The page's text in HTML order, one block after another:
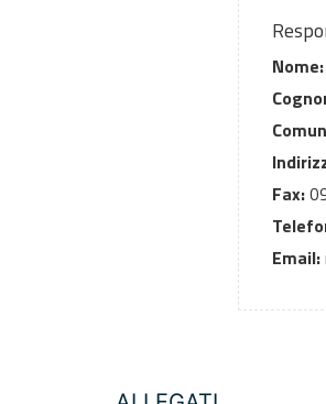
Nome:
Fax:
Email: